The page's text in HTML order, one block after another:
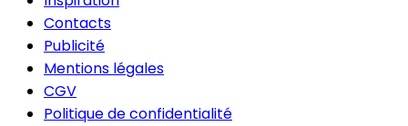
Contacts
Publicité
Mentions légales
CGV
Politique de confidentialité